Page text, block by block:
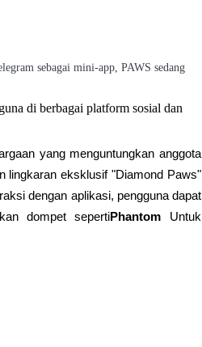
sebagai mini-app, PAWS sedang
di berbagai platform sosial dan
yang menguntungkan anggota
lingkaran eksklusif "Diamond Paws"
dengan aplikasi, pengguna dapat
dompet sepertiPhantom Untuk